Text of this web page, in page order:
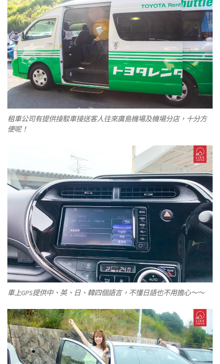
租車公司有提供接駁車接送客人往來廣島機場及機場分店，十分方
便呢！
車上GPS提供中、英、日、韓四個語言，不懂日語也不用擔心～～